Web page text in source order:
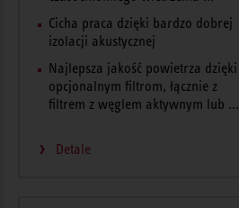
Cicha praca dzięki bardzo dobrej
izolacji akustycznej
Najlepsza jakość powietrza dzięki
opcjonalnym filtrom, łącznie z
filtrem z węglem aktywnym lub ...
Detale